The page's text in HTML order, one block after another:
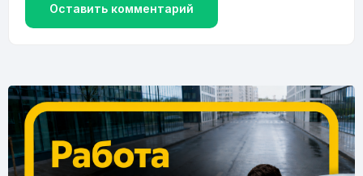
Оставить комментарий